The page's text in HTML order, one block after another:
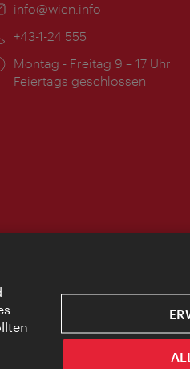
Email:
info@wien.info
Telefon:
+43-1-24 555
Öffnungszeiten:
Montag - Freitag 9 – 17 Uhr
Feiertags geschlossen